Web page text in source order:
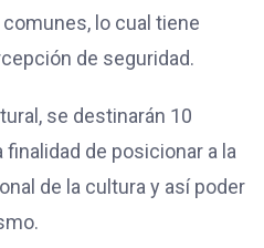
lo cual tiene
de seguridad.
se destinarán 10
de posicionar a la
de la cultura y así poder